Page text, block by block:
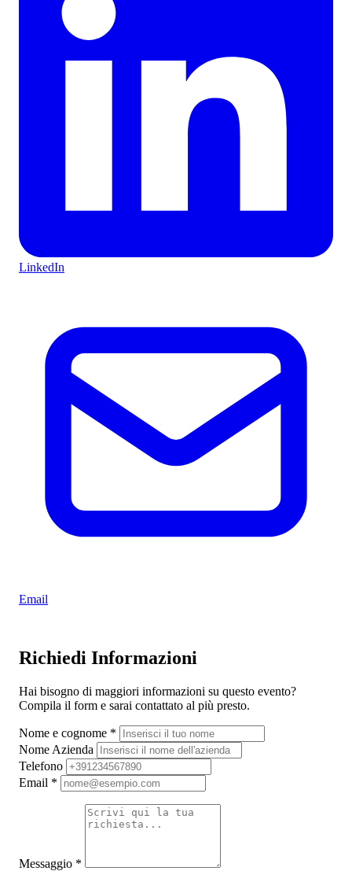
LinkedIn
Email
Richiedi Informazioni
Hai bisogno di maggiori informazioni su questo evento?
Compila il form e sarai contattato al più presto.
Nome e cognome *
Nome Azienda
Telefono
Email *
Messaggio *